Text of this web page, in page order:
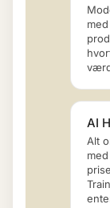
AI
Alt